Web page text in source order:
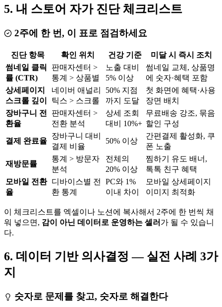
5. 내 스토어 자가 진단 체크리스트
2주에 한 번, 이 표로 점검하세요
진단 항목 확인 위치 건강 기준
미달 시 즉시 조치
썸네일 클릭
률 (CTR)
판매자센터 >
통계 > 상품별
노출 대비
5% 이상
썸네일 교체, 상품명
에 숫자·혜택 포함
상세페이지
스크롤 깊이
네이버 애널리
틱스 > 스크롤
50% 지점
까지 도달
첫 화면에 혜택·사용
장면 배치
장바구니 전
환율
판매자센터 >
전환 분석
상세 조회
대비 10%+
무료배송 강조, 묶음
할인 구성
결제 완료율
장바구니 대비
결제 비율
50% 이상
간편결제 활성화, 쿠
폰 노출
재방문률
통계 > 방문자
분석
전체의
20% 이상
찜하기 유도 배너,
톡톡 친구 혜택
모바일 전환
율
디바이스별 전
환 통계
PC와 1%
이내 차이
모바일 상세페이지
이미지 최적화
이 체크리스트를 엑셀이나 노션에 복사해서 2주에 한 번씩 채
워 넣으면, 감이 아닌 데이터로 운영하는 셀러 가 될 수 있습니
다.
6. 데이터 기반 의사결정 — 실전 사례 3가
지
숫자로 문제를 찾고, 숫자로 해결한다